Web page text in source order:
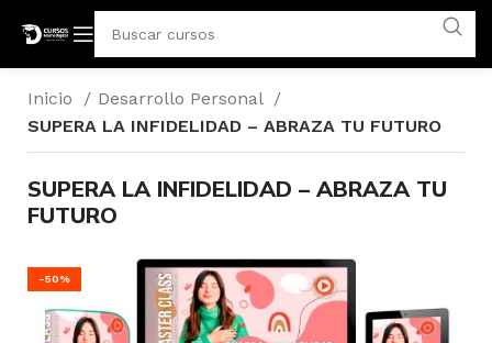
Inicio
Desarrollo Personal
SUPERA LA INFIDELIDAD – ABRAZA TU FUTURO
SUPERA LA INFIDELIDAD – ABRAZA TU
FUTURO
-50%